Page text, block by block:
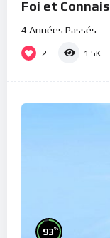
Foi et
4 Années Passés
2 1.5K
93%